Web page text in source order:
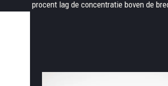
procent lag de concentratie boven de